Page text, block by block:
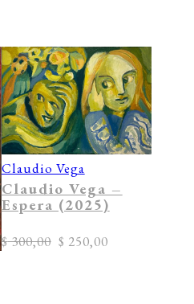
Claudio Vega
Claudio Vega –
Espera (2025)
$300,00 Original price was: $
$ 250,00Current price